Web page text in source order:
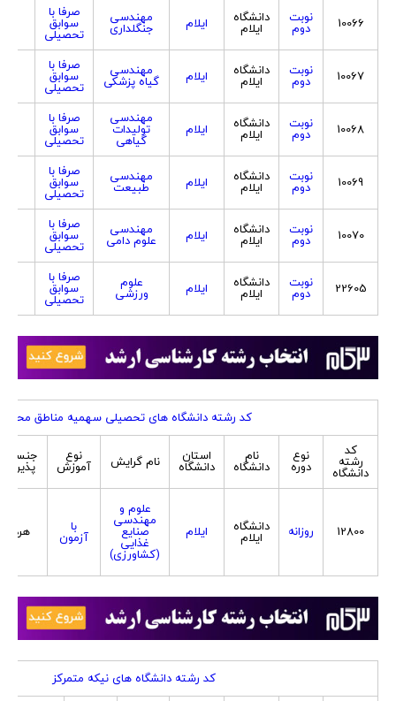
10066 نوبت
دوم
دانشگاه
ایلام ایلام مهندسی
جنگلداری
صرفا با
سوابق
تحصیلی
10067 نوبت
دوم
دانشگاه
ایلام ایلام مهندسی
گیاه پزشکی
صرفا با
سوابق
تحصیلی
10068 نوبت
دوم
دانشگاه
ایلام ایلام
مهندسی
تولیدات
گیاهی
صرفا با
سوابق
تحصیلی
10069 نوبت
دوم
دانشگاه
ایلام ایلام مهندسی
طبیعت
صرفا با
سوابق
تحصیلی
10070 نوبت
دوم
دانشگاه
ایلام ایلام مهندسی
علوم دامی
صرفا با
سوابق
تحصیلی
22605 نوبت
دوم
دانشگاه
ایلام ایلام علوم
ورزشی
صرفا با
سوابق
تحصیلی
کد رشته دانشگاه های تحصیلی سهمیه مناطق
کد
رشته
دانشگاه
نوع
دوره
نام
دانشگاه
استان
دانشگاه نام گرایش نوع
آموزش
جنسیت
پذیرش
12800 روزانه دانشگاه
ایلام ایلام
علوم و
مهندسی
صنایع
غذایی
(کشاورزی)
با
آزمون هردو
کد رشته دانشگاه های نیکه متمرکز